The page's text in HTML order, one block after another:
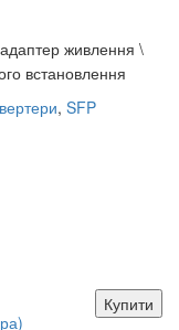
адаптер живлення \
встановлення
, SFP
Купити